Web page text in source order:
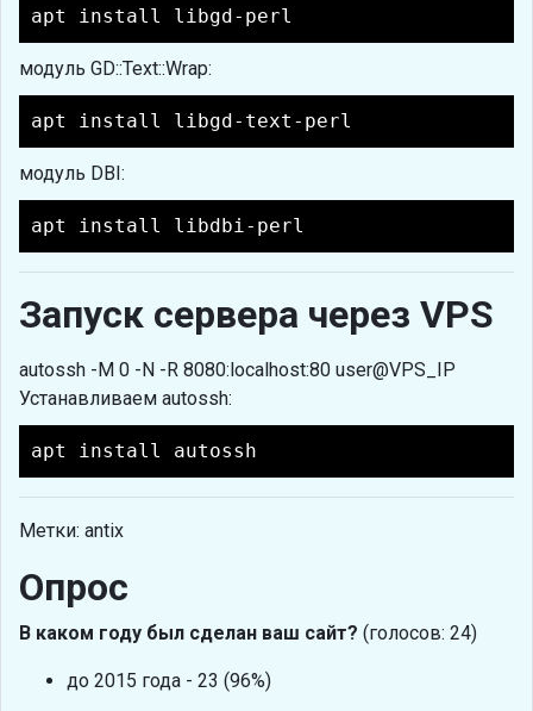
apt install libgd-perl
модуль GD::Text::Wrap:
apt install libgd-text-perl
модуль DBI:
apt install libdbi-perl
Запуск сервера через VPS
autossh -M 0 -N -R 8080:localhost:80 user@VPS_IP
Устанавливаем autossh:
apt install autossh
Метки: antix
Опрос
В каком году был сделан ваш сайт? (голосов: 24)
до 2015 года - 23 (96%)